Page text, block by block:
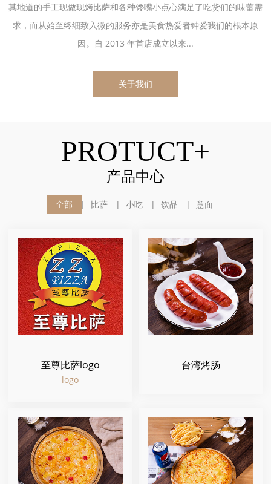
其地道的手工现做现烤比萨和各种馋嘴小点心满足了吃货们的味蕾需
求，而从始至终细致入微的服务亦是美食热爱者钟爱我们的根本原
因。自 2013 年首店成立以来...
关于我们
PROTUCT+
产品中心
全部 比萨 小吃 饮品 意面
至尊比萨logo
logo
台湾烤肠